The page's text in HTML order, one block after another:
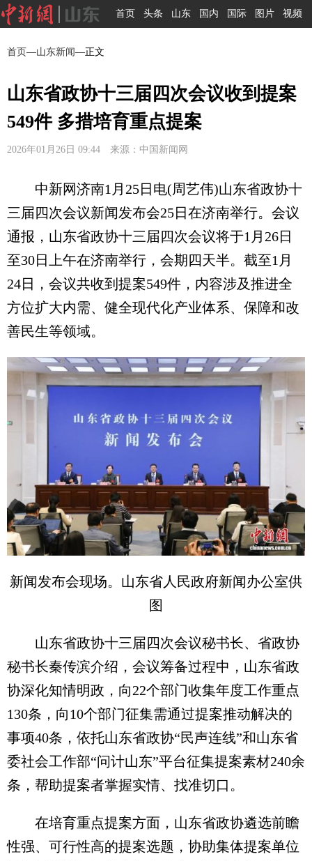
首页 头条 山东 国内 国际 图片 视频
首页—山东新闻—正文
山东省政协十三届四次会议收到提案
549件 多措培育重点提案
2026年01月26日 09:44 来源：中国新闻网
中新网济南1月25日电(周艺伟)山东省政协十
三届四次会议新闻发布会25日在济南举行。会议
通报，山东省政协十三届四次会议将于1月26日
至30日上午在济南举行，会期四天半。截至1月
24日，会议共收到提案549件，内容涉及推进全
方位扩大内需、健全现代化产业体系、保障和改
善民生等领域。
新闻发布会现场。山东省人民政府新闻办公室供
图
山东省政协十三届四次会议秘书长、省政协
秘书长秦传滨介绍，会议筹备过程中，山东省政
协深化知情明政，向22个部门收集年度工作重点
130条，向10个部门征集需通过提案推动解决的
事项40条，依托山东省政协“民声连线”和山东省
委社会工作部“问计山东”平台征集提案素材240余
条，帮助提案者掌握实情、找准切口。
在培育重点提案方面，山东省政协遴选前瞻
性强、可行性高的提案选题，协助集体提案单位